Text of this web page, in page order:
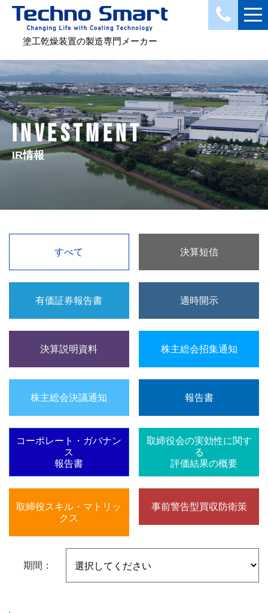
塗工乾燥装置の製造専門メーカー
INVESTMENT
IR情報
すべて 決算短信
有価証券報告書 適時開示
決算説明資料 株主総会招集通知
株主総会決議通知 報告書
コーポレート・ガバナン
ス
報告書
取締役会の実効性に関す
る
評価結果の概要
取締役スキル・マトリッ
クス
事前警告型買収防衛策
期間：